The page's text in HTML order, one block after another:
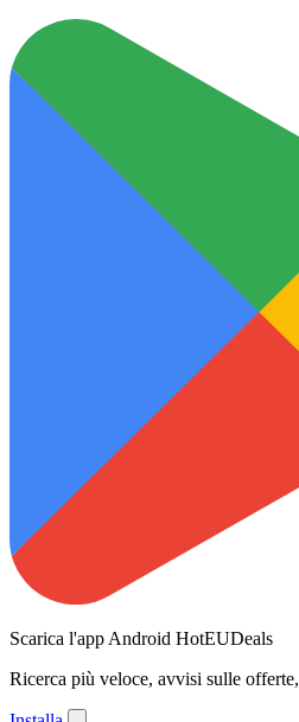
Scarica l'app Android HotEUDeals
Ricerca più veloce, avvisi sulle